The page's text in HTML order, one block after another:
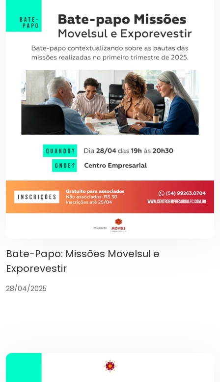
Bate-Papo: Missões Movelsul e
Exporevestir
28/04/2025